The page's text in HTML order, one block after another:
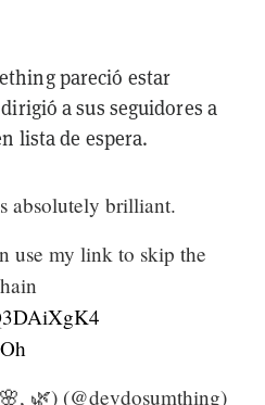
pareció estar
a sus seguidores a
lista de espera.
absolutely brilliant.
use my link to skip the
🌿) (@devdosumthing)